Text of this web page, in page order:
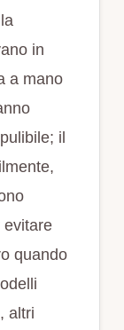
in
a mano
il
evitare
quando
altri